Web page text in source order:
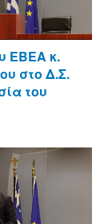
ΕΒΕΑ κ.
στο Δ.Σ.
του